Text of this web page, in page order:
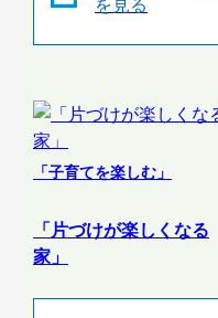
を見る
「子育てを楽しむ」
「片づけが楽しくなる
家」